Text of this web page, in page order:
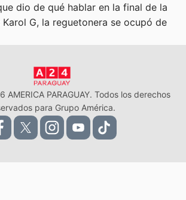
dio de qué hablar en la final de la
G, la reguetonera se ocupó de
PARAGUAY. Todos los derechos
para Grupo América.